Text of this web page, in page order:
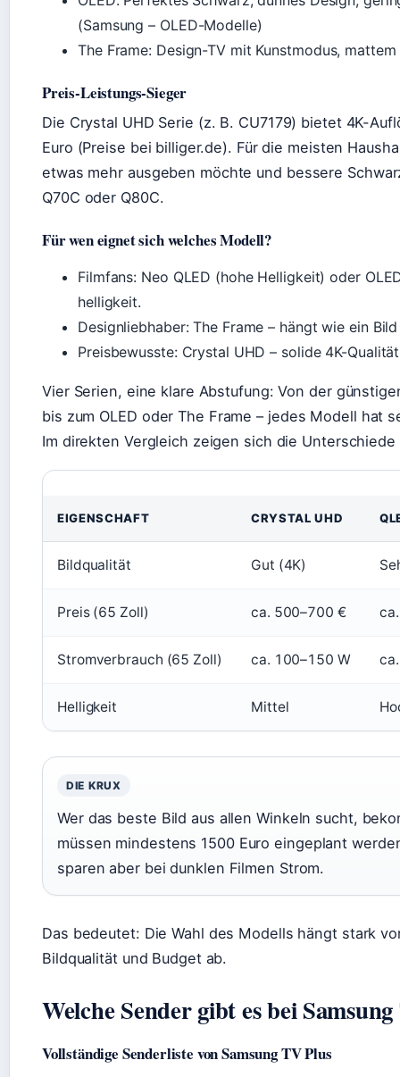
(Samsung – OLED-Modelle)
The Frame: Design-TV mit Kunstmodus,
Preis-Leistungs-Sieger
Die Crystal UHD Serie (z. B. CU7179) bietet 4K-
Euro (Preise bei billiger.de). Für die meisten
etwas mehr ausgeben möchte und bessere
Q70C oder Q80C.
Für wen eignet sich welches Modell?
Filmfans: Neo QLED (hohe Helligkeit) oder
helligkeit.
Designliebhaber: The Frame – hängt wie ein
Preisbewusste: Crystal UHD – solide 4K-
Vier Serien, eine klare Abstufung: Von der
bis zum OLED oder The Frame – jedes Modell hat
Im direkten Vergleich zeigen sich die
EIGENSCHAFT CRYSTAL UHD
Bildqualität Gut (4K)
Preis (65 Zoll) ca. 500–700 €
Stromverbrauch (65 Zoll) ca. 100–150 W
Helligkeit Mittel
DIE KRUX
Wer das beste Bild aus allen Winkeln sucht,
müssen mindestens 1500 Euro eingeplant
sparen aber bei dunklen Filmen Strom.
Das bedeutet: Die Wahl des Modells hängt stark
Bildqualität und Budget ab.
Welche Sender gibt es bei
Vollständige Senderliste von Samsung TV Plus